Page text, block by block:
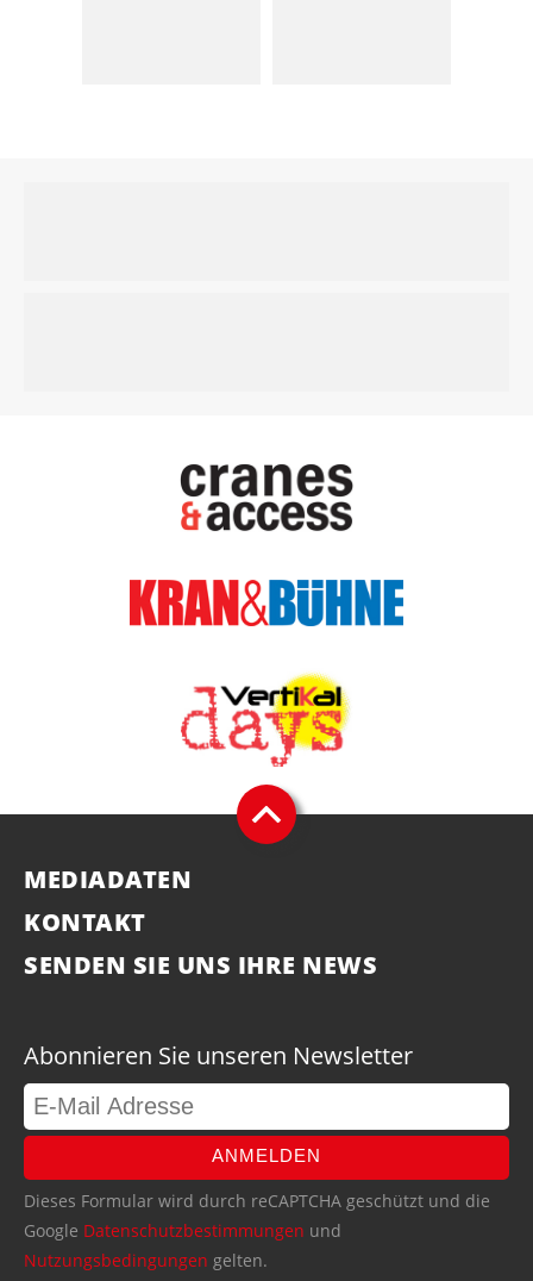
MEDIADATEN
KONTAKT
SENDEN SIE UNS IHRE NEWS
Abonnieren Sie unseren Newsletter
ANMELDEN
Dieses Formular wird durch reCAPTCHA geschützt und die
Google Datenschutzbestimmungen und
Nutzungsbedingungen gelten.